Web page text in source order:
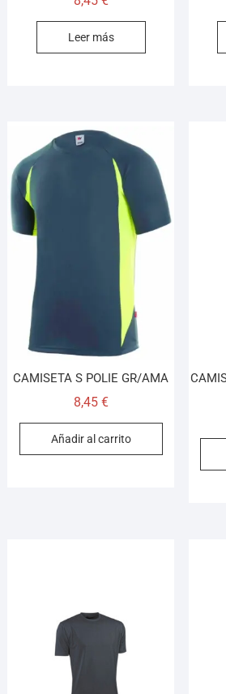
Leer más
CAMISETA S POLIE GR/AMA
8,45 €
Añadir al carrito